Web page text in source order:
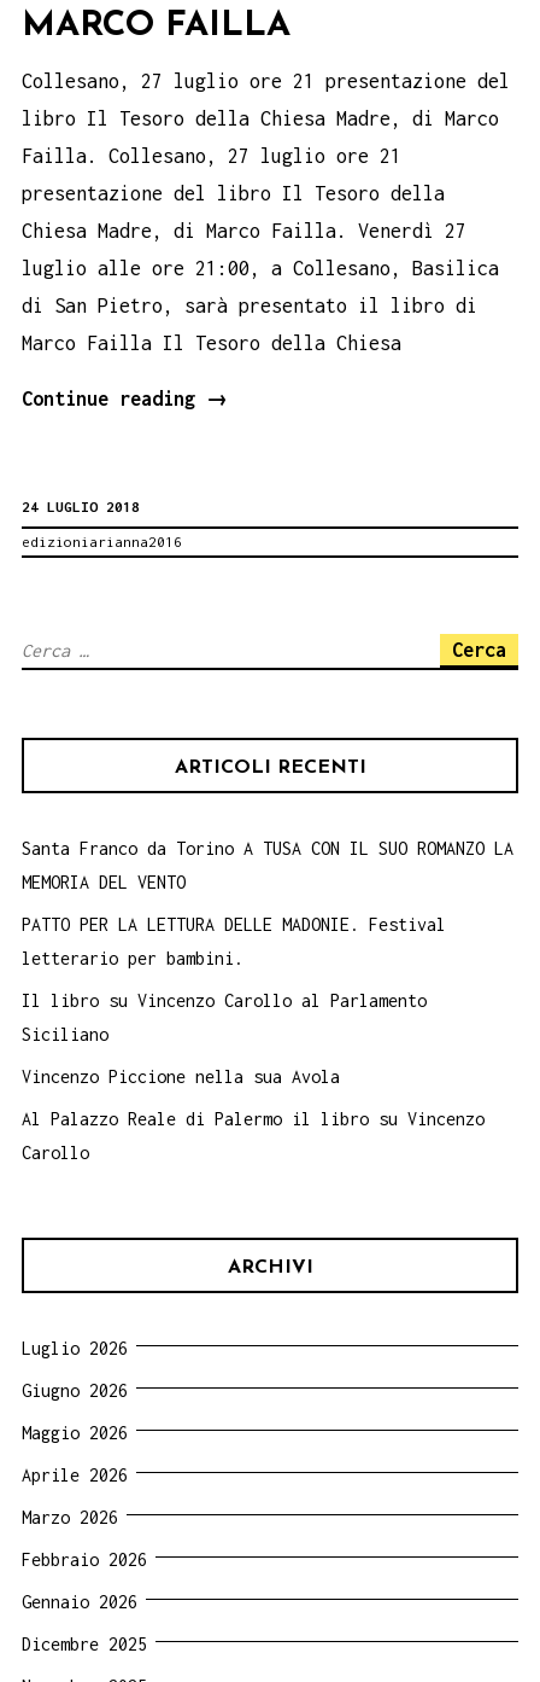
MARCO FAILLA
Collesano, 27 luglio ore 21 presentazione del
libro Il Tesoro della Chiesa Madre, di Marco
Failla. Collesano, 27 luglio ore 21
presentazione del libro Il Tesoro della
Chiesa Madre, di Marco Failla. Venerdì 27
luglio alle ore 21:00, a Collesano, Basilica
di San Pietro, sarà presentato il libro di
Marco Failla Il Tesoro della Chiesa
Continue reading
Collesano,
Tesoro
della
Madre,
Marco
Failla
→
24 LUGLIO 2018
edizioniarianna2016
Ricerca
ARTICOLI RECENTI
Santa Franco da Torino A TUSA CON IL SUO ROMANZO LA
MEMORIA DEL VENTO
PATTO PER LA LETTURA DELLE MADONIE. Festival
letterario per bambini.
Il libro su Vincenzo Carollo al Parlamento
Siciliano
Vincenzo Piccione nella sua Avola
Al Palazzo Reale di Palermo il libro su Vincenzo
Carollo
ARCHIVI
Luglio 2026
Giugno 2026
Maggio 2026
Aprile 2026
Marzo 2026
Febbraio 2026
Gennaio 2026
Dicembre 2025